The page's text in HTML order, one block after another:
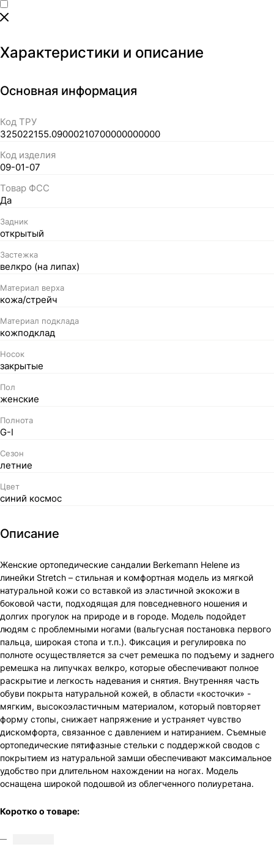
Характеристики и описание
Основная информация
Код ТРУ
325022155.09000210700000000000
Код изделия
09-01-07
Товар ФСС
Да
Задник
открытый
Застежка
велкро (на липах)
Материал верха
кожа/стрейч
Материал подклада
кожподклад
Носок
закрытые
Пол
женские
Полнота
G-I
Сезон
летние
Цвет
синий космос
Описание
Женские ортопедические сандалии Berkemann Helene из
линейки Stretch – стильная и комфортная модель из мягкой
натуральной кожи со вставкой из эластичной экокожи в
боковой части, подходящая для повседневного ношения и
долгих прогулок на природе и в городе. Модель подойдет
людям с проблемными ногами (вальгусная постановка первого
пальца, широкая стопа и т.п.). Фиксация и регулировка по
полноте осуществляется за счет ремешка по подъему и заднего
ремешка на липучках велкро, которые обеспечивают полное
раскрытие и легкость надевания и снятия. Внутренняя часть
обуви покрыта натуральной кожей, в области «косточки» -
мягким, высокоэластичным материалом, который повторяет
форму стопы, снижает напряжение и устраняет чувство
дискомфорта, связанное с давлением и натиранием. Съемные
ортопедические пятифазные стельки с поддержкой сводов с
покрытием из натуральной замши обеспечивают максимальное
удобство при длительном нахождении на ногах. Модель
оснащена широкой подошвой из облегченного полиуретана.
Коротко о товаре: